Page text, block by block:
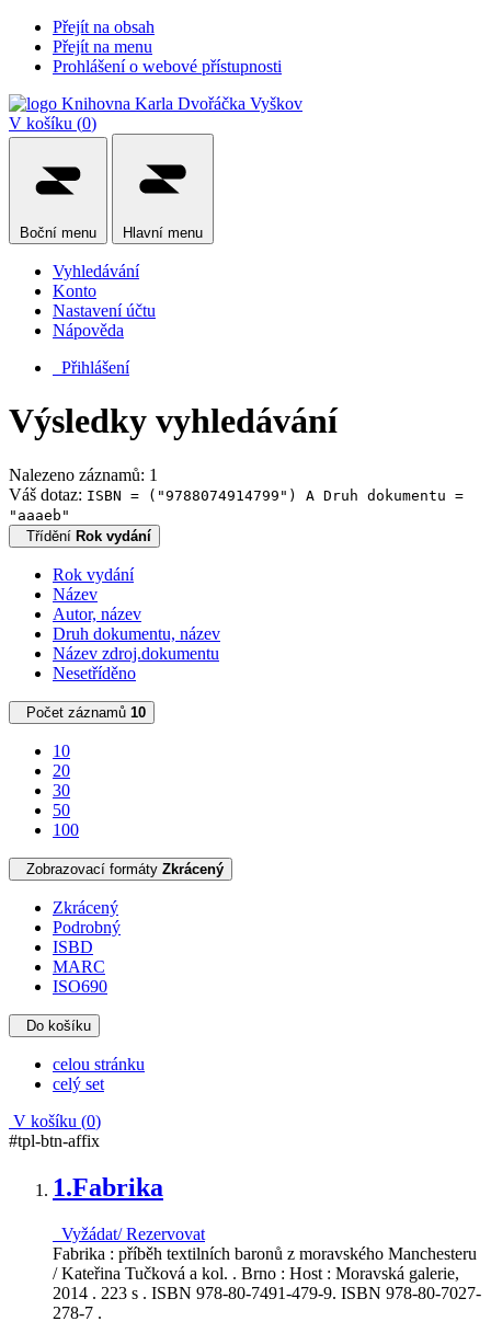
Přejít na obsah
Přejít na menu
Prohlášení o webové přístupnosti
V košíku (0)
Boční menu Hlavní menu
Vyhledávání
Konto
Nastavení účtu
Nápověda
Přihlášení
Výsledky vyhledávání
Nalezeno záznamů: 1
Váš dotaz: ISBN = ("9788074914799") A Druh dokumentu =
"aaaeb"
Třídění Rok vydání
Rok vydání
Název
Autor, název
Druh dokumentu, název
Název zdroj.dokumentu
Nesetříděno
Počet záznamů 10
10
20
30
50
100
Zobrazovací formáty Zkrácený
Zkrácený
Podrobný
ISBD
MARC
ISO690
Do košíku
celou stránku
celý set
V košíku (0)
#tpl-btn-affix
1.Fabrika
Vyžádat/ Rezervovat
Fabrika : příběh textilních baronů z moravského Manchesteru
/ Kateřina Tučková a kol. . Brno : Host : Moravská galerie,
2014 . 223 s . ISBN 978-80-7491-479-9. ISBN 978-80-7027-
278-7 .